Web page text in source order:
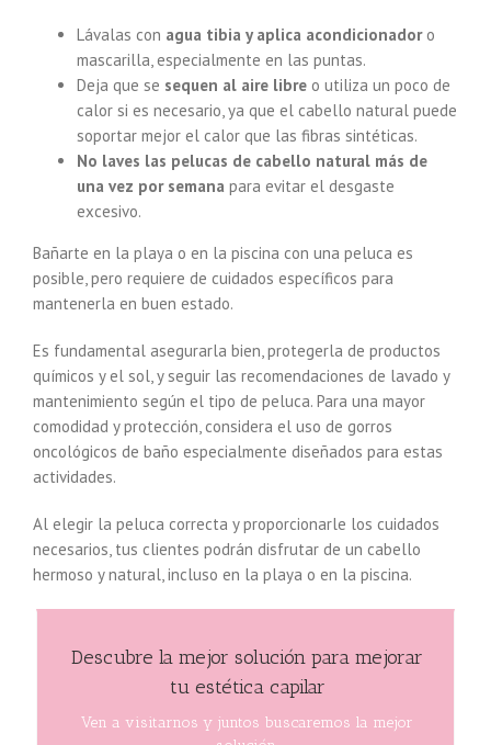
Lávalas con agua tibia y aplica acondicionadoro
mascarilla, especialmente en las puntas.
Deja que se sequen al aire libre o utiliza un poco de
calor si es necesario, ya que el cabello natural puede
soportar mejor el calor que las fibras sintéticas.
No laves las pelucas de cabello natural más de
una vez por semana para evitar el desgaste
excesivo.
Bañarte en la playa o en la piscina con una peluca es
posible, pero requiere de cuidados específicos para
mantenerla en buen estado.
Es fundamental asegurarla bien, protegerla de productos
químicos y el sol, y seguir las recomendaciones de lavado y
mantenimiento según el tipo de peluca. Para una mayor
comodidad y protección, considera el uso de gorros
oncológicos de baño especialmente diseñados para estas
actividades.
Al elegir la peluca correcta y proporcionarle los cuidados
necesarios, tus clientes podrán disfrutar de un cabello
hermoso y natural, incluso en la playa o en la piscina.
Descubre la mejor solución para mejorar
tu estética capilar
Ven a visitarnos y juntos buscaremos la mejor